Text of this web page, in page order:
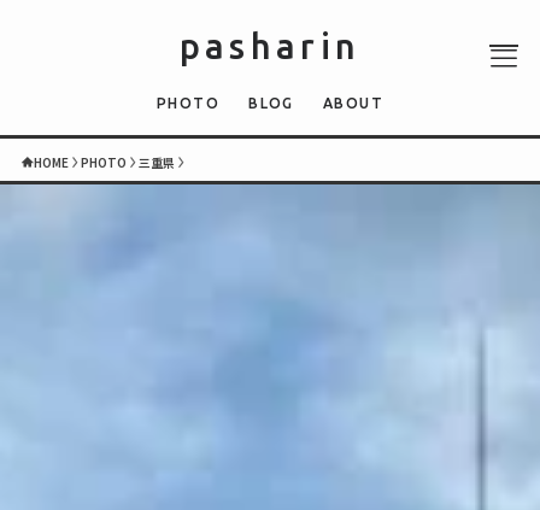
pasharin
PHOTO BLOG ABOUT
HOME PHOTO 三重県